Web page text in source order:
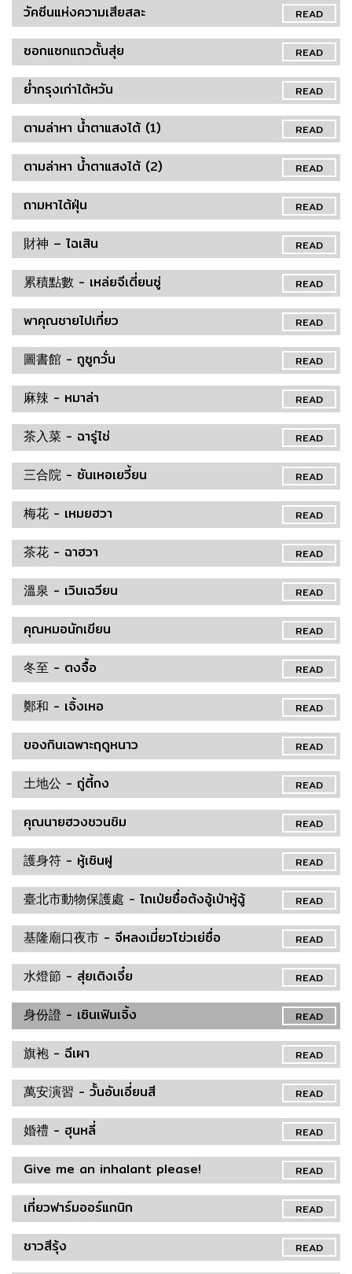
READ
วัคซีนแห่งความเสียสละ
READ
ซอกแซกแถวตั้นสุ่ย
READ
ย่ำกรุงเก่าไต้หวัน
READ
ตามล่าหา น้ำตาแสงไต้ (1)
READ
ตามล่าหา น้ำตาแสงไต้ (2)
READ
ถามหาไต้ฝุ่น
READ
財神 – ไฉเสิน
READ
累積點數 - เหล่ยจีเตี่ยนซู่
READ
พาคุณชายไปเที่ยว
READ
圖書館 - ถูซูกวั่น
READ
麻辣 - หมาล่า
READ
茶入菜 - ฉารู่ไช่
READ
三合院 - ซันเหอเยวี้ยน
READ
梅花 - เหมยฮวา
READ
茶花 - ฉาฮวา
READ
溫泉 - เวินเฉวียน
READ
คุณหมอนักเขียน
READ
冬至 - ตงจื้อ
READ
鄭和 - เจิ้งเหอ
READ
ของกินเฉพาะฤดูหนาว
READ
土地公 - ถู่ตี้กง
READ
คุณนายฮวงชวนชิม
READ
護身符 - หู้เซินฝู
READ
臺北市動物保護處 - ไถเป่ยซื่อต้งอู้เป่าหู้ฉู้
READ
基隆廟口夜市 - จีหลงเมี่ยวโข่วเย่ซื่อ
READ
水燈節 - สุ่ยเติงเจี๋ย
READ
身份證 - เซินเฟินเจิ้ง
READ
旗袍 - ฉีเผา
READ
萬安演習 - วั้นอันเอี่ยนสี
READ
婚禮 - ฮุนหลี่
READ
Give me an inhalant please!
READ
เที่ยวฟาร์มออร์แกนิก
READ
ชาวสีรุ้ง